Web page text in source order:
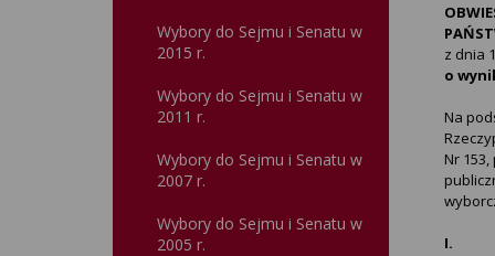
Wybory do Sejmu i Senatu w
2015 r.
Wybory do Sejmu i Senatu w
2011 r.
Wybory do Sejmu i Senatu w
2007 r.
Wybory do Sejmu i Senatu w
2005 r.
z dnia
o
Na
Nr
I.